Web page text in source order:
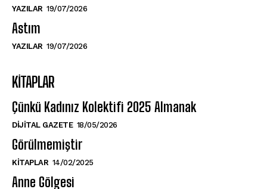
YAZILAR 19/07/2026
Astım
YAZILAR 19/07/2026
KITAPLAR
Çünkü Kadınız Kolektifi 2025 Almanak
DIJITAL GAZETE 18/05/2026
Görülmemiştir
KITAPLAR 14/02/2025
Anne Gölgesi